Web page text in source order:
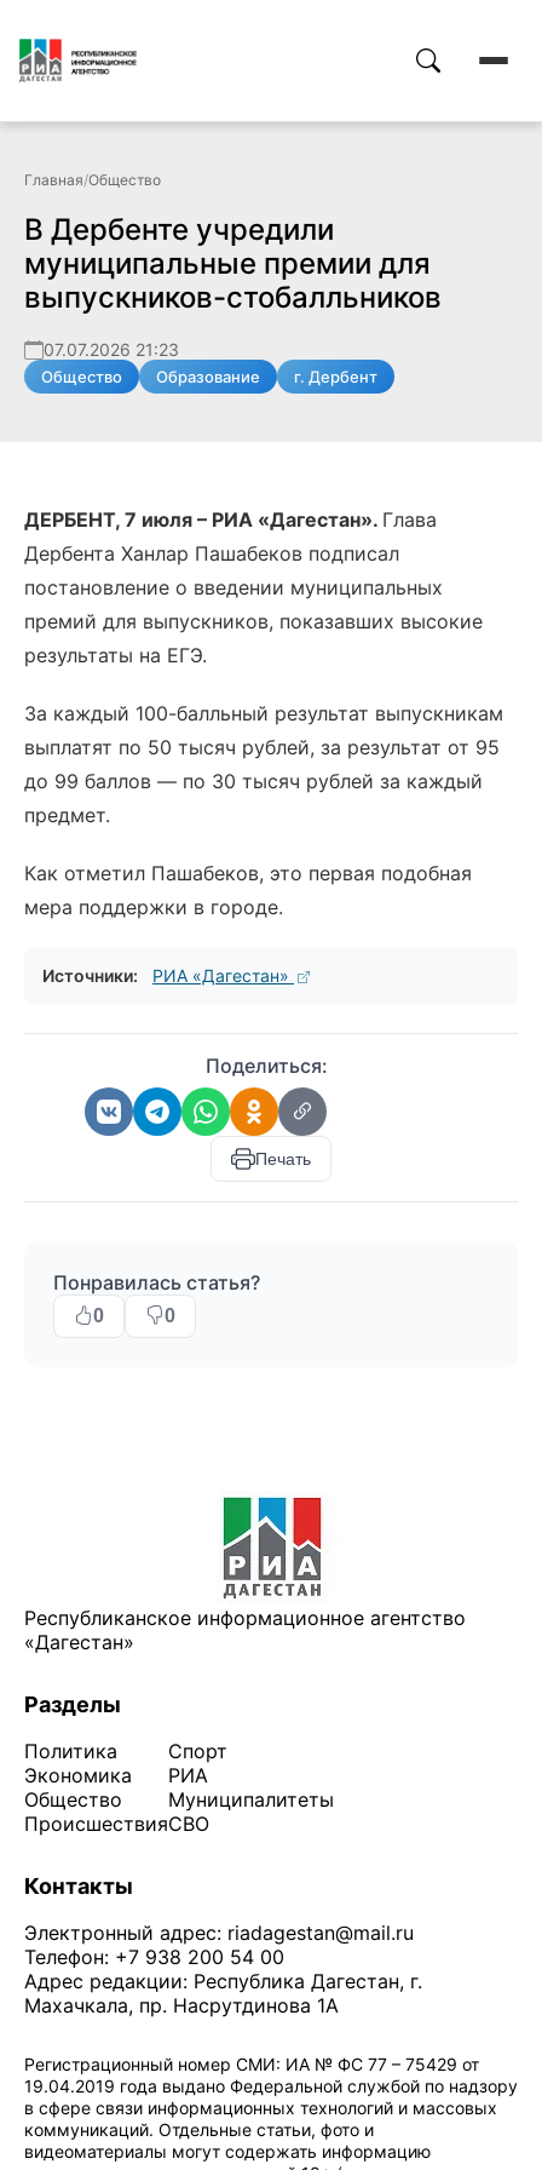
Главная/Общество
В Дербенте учредили
муниципальные премии для
выпускников-стобалльников
07.07.2026 21:23
Общество Образование г. Дербент
ДЕРБЕНТ, 7 июля – РИА «Дагестан». Глава
Дербента Ханлар Пашабеков подписал
постановление о введении муниципальных
премий для выпускников, показавших высокие
результаты на ЕГЭ.
За каждый 100-балльный результат выпускникам
выплатят по 50 тысяч рублей, за результат от 95
до 99 баллов — по 30 тысяч рублей за каждый
предмет.
Как отметил Пашабеков, это первая подобная
мера поддержки в городе.
Источники: РИА «Дагестан»
Поделиться:
Печать
Понравилась статья?
0 0
Республиканское информационное агентство
«Дагестан»
Разделы
Политика
Экономика
Общество
Происшествия
Спорт
РИА
Муниципалитеты
СВО
Контакты
Электронный адрес: riadagestan@mail.ru
Телефон: +7 938 200 54 00
Адрес редакции: Республика Дагестан, г.
Махачкала, пр. Насрутдинова 1А
Регистрационный номер СМИ: ИА № ФС 77 – 75429 от
19.04.2019 года выдано Федеральной службой по надзору
в сфере связи информационных технологий и массовых
коммуникаций. Отдельные статьи, фото и
видеоматериалы могут содержать информацию